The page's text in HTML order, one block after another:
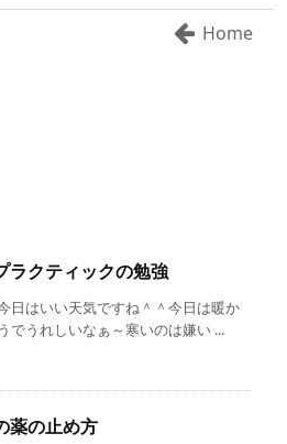
Home
ラクティックの勉強
日はいい天気ですね＾＾今日は暖か
でうれしいなぁ～寒いのは嫌い ...
薬の止め方